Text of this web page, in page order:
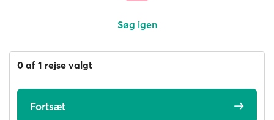
Søg igen
0 af 1 rejse valgt
Fortsæt